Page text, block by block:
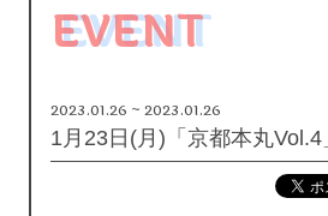
EVENT
2023.01.26 ~ 2023.01.26
1月23日(月)「京都本丸